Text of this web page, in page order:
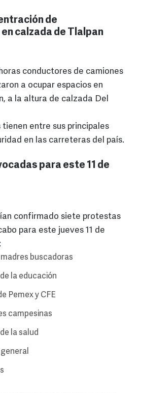
de
calzada de Tlalpan
conductores de camiones
a ocupar espacios en
a la altura de calzada Del
entre sus principales
en las carreteras del país.
para este 11 de
confirmado siete protestas
para este jueves 11 de
buscadoras
la educación
Pemex y CFE
campesinas
la salud